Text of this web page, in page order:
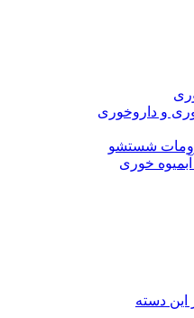
و داروخوری
شستشو
خوری
این دسته